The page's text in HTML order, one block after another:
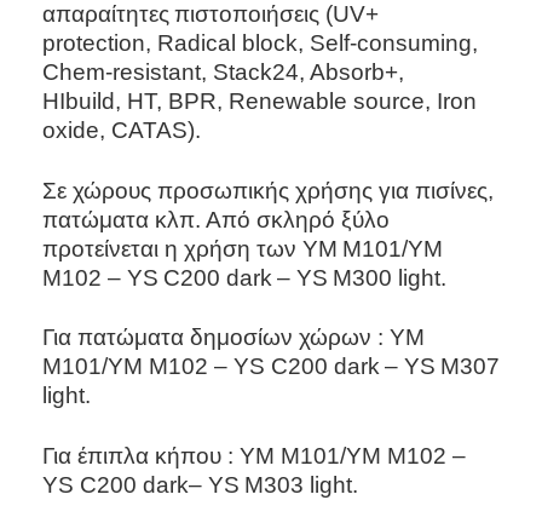
απαραίτητες πιστοποιήσεις (UV+
protection, Radical block, Self-consuming,
Chem-resistant, Stack24, Absorb+,
HIbuild, HT, BPR, Renewable source, Iron
oxide, CATAS).
Σε χώρους προσωπικής χρήσης για πισίνες,
πατώματα κλπ. Από σκληρό ξύλο
προτείνεται η χρήση των YM M101/YM
M102 – YS C200 dark – YS M300 light.
Για πατώματα δημοσίων χώρων : YM
M101/YM M102 – YS C200 dark – YS M307
light.
Για έπιπλα κήπου : YM M101/YM M102 –
YS C200 dark– YS M303 light.